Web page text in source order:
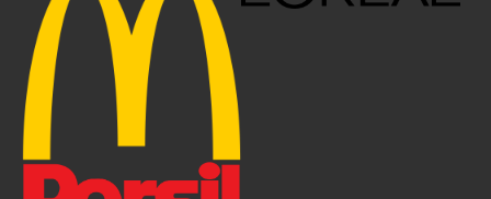
Show larger version